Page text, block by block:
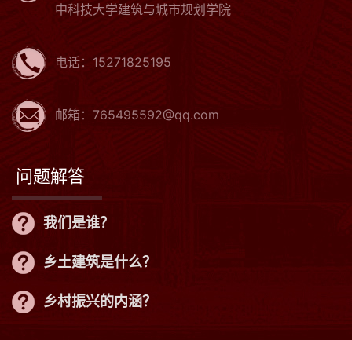
中科技大学建筑与城市规划学院
电话：15271825195
邮箱：765495592@qq.com
问题解答
我们是谁？
乡土建筑是什么？
乡村振兴的内涵？